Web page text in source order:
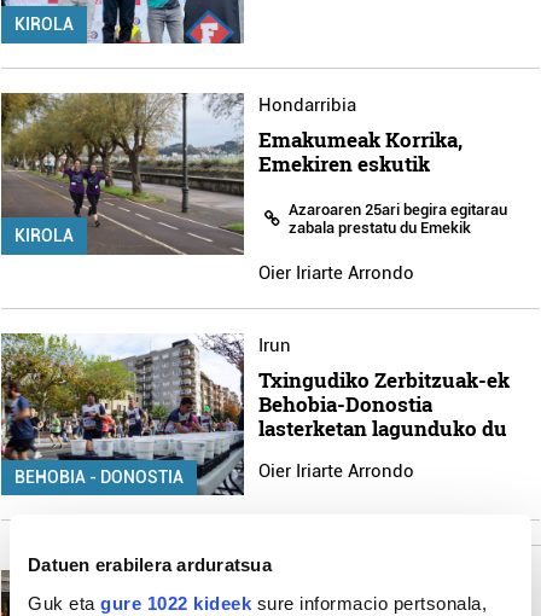
Datuen erabilera arduratsua
Guk eta gure 1022 kideek sure informacio pertsonala,
KIROLA
KIROLA
Hondarribia
Emakumeak Korrika,
Emekiren eskutik
Azaroaren 25ari begira egitarau
zabala prestatu du Emekik
Oier Iriarte Arrondo
BEHOBIA - DONOSTIA
Irun
Txingudiko Zerbitzuak-ek
Behobia-Donostia
lasterketan lagunduko du
Oier Iriarte Arrondo